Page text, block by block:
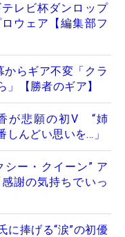
レビ杯ダンロップ
ウェア【編集部フ
らギア不変「クラ
【勝者のギア】
が悲願の初V “姉
しんどい思いを…」
ー・クイーン” ア
謝の気持ちでいっ
に捧げる“涙”の初優